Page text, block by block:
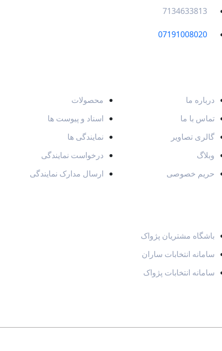
7134633813
07191008020
درباره ما
تماس با ما
گالری تصاویر
وبلاگ
حریم خصوصی
محصولات
اسناد و پیوست ها
نمایندگی ها
درخواست نمایندگی
ارسال مدارک نمایندگی
باشگاه مشتریان پژواک
سامانه انتخابات ساران
سامانه انتخابات پژواک